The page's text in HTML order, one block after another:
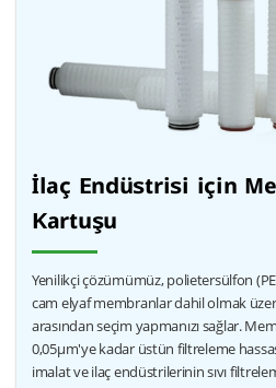
İlaç Endüstrisi için
Kartuşu
Yenilikçi çözümümüz, polietersülfon
cam elyaf membranlar dahil olmak
arasından seçim yapmanızı sağlar.
0,05μm'ye kadar üstün filtreleme
imalat ve ilaç endüstrilerinin sıvı